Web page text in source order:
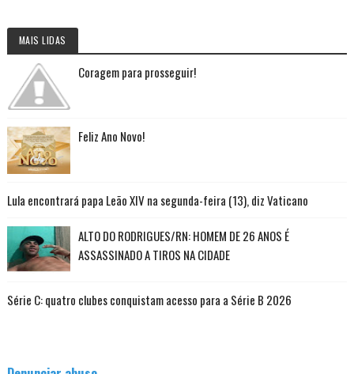
MAIS LIDAS
Coragem para prosseguir!
Feliz Ano Novo!
Lula encontrará papa Leão XIV na segunda-feira (13), diz Vaticano
ALTO DO RODRIGUES/RN: HOMEM DE 26 ANOS É
ASSASSINADO A TIROS NA CIDADE
Série C: quatro clubes conquistam acesso para a Série B 2026